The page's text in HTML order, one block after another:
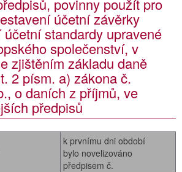
povinny použít pro
účetní závěrky
standardy upravené
společenství, v
zjištěním základu daně
2 písm. a) zákona č.
o daních z příjmů, ve
předpisů
k prvnímu dni období
bylo novelizováno
předpisem č.